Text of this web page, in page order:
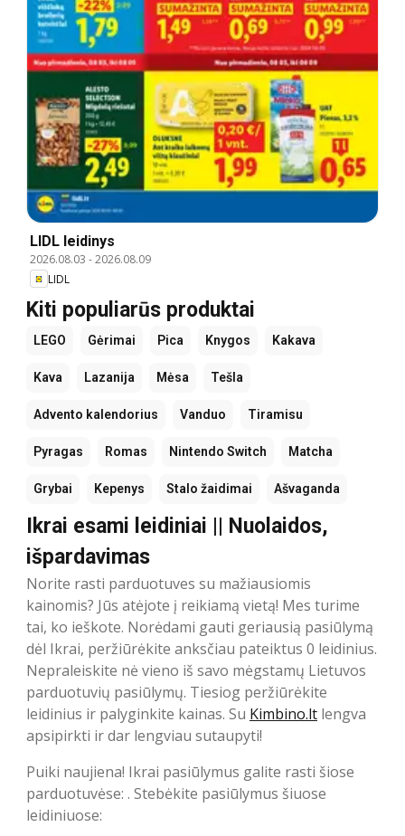
LIDL leidinys
2026.08.03 -2026.08.09
LIDL
Kiti populiarūs produktai
LEGO Gėrimai Pica Knygos Kakava
Kava Lazanija Mėsa Tešla
Advento kalendorius Vanduo Tiramisu
Pyragas Romas Nintendo Switch Matcha
Grybai Kepenys Stalo žaidimai Ašvaganda
Ikrai esami leidiniai || Nuolaidos,
išpardavimas
Norite rasti parduotuves su mažiausiomis
kainomis? Jūs atėjote į reikiamą vietą! Mes turime
tai, ko ieškote. Norėdami gauti geriausią pasiūlymą
dėl Ikrai, peržiūrėkite anksčiau pateiktus 0 leidinius.
Nepraleiskite nė vieno iš savo mėgstamų Lietuvos
parduotuvių pasiūlymų. Tiesiog peržiūrėkite
leidinius ir palyginkite kainas. Su Kimbino.lt lengva
apsipirkti ir dar lengviau sutaupyti!
Puiki naujiena! Ikrai pasiūlymus galite rasti šiose
parduotuvėse: . Stebėkite pasiūlymus šiuose
leidiniuose: